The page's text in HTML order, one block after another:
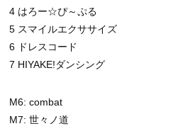
4 はろー☆ぴ～ぷる
5 スマイルエクササイズ
6 ドレスコード
7 HIYAKE!ダンシング
M6: combat
M7: 世々ノ道